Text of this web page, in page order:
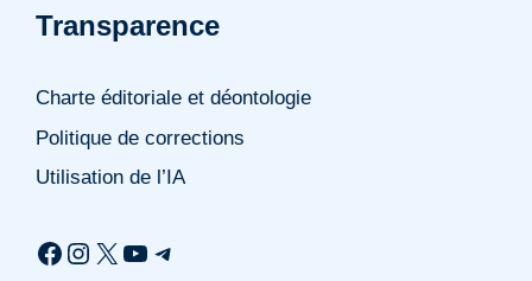
Transparence
Charte éditoriale et déontologie
Politique de corrections
Utilisation de l’IA
Facebook
Instagram
X YouTube
Telegram